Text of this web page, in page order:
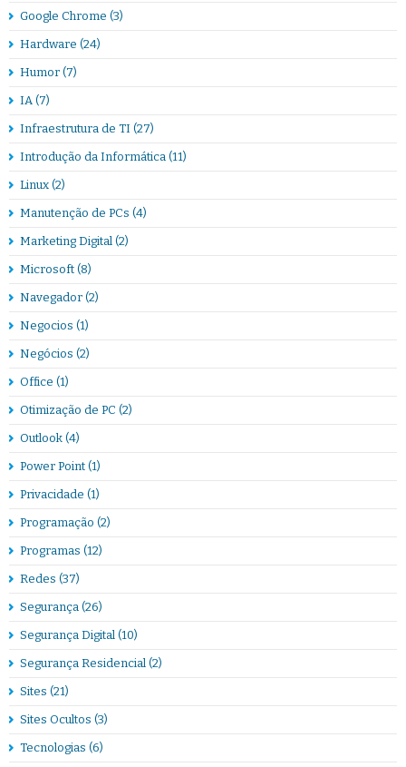
Google Chrome (3)
Hardware (24)
Humor (7)
IA (7)
Infraestrutura de TI (27)
Introdução da Informática (11)
Linux (2)
Manutenção de PCs (4)
Marketing Digital (2)
Microsoft (8)
Navegador (2)
Negocios (1)
Negócios (2)
Office (1)
Otimização de PC (2)
Outlook (4)
Power Point (1)
Privacidade (1)
Programação (2)
Programas (12)
Redes (37)
Segurança (26)
Segurança Digital (10)
Segurança Residencial (2)
Sites (21)
Sites Ocultos (3)
Tecnologias (6)